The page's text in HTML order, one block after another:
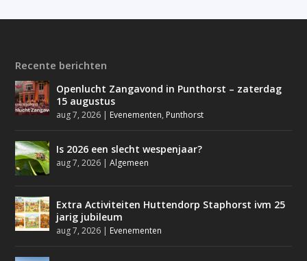
Recente berichten
Openlucht Zangavond in Punthorst – zaterdag
15 augustus
aug 7, 2026 | Evenementen, Punthorst
Is 2026 een slecht wespenjaar?
aug 7, 2026 |Algemeen
Extra Activiteiten Huttendorp Staphorst ivm 25
jarig jubileum
aug 7, 2026 | Evenementen